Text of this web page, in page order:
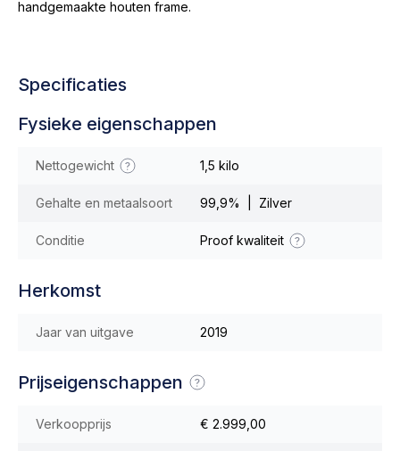
handgemaakte houten frame.
Specificaties
Fysieke eigenschappen
Nettogewicht 1,5 kilo
Gehalte en metaalsoort 99,9% | Zilver
Conditie Proof kwaliteit
Herkomst
Jaar van uitgave 2019
Prijseigenschappen
Verkoopprijs € 2.999,00